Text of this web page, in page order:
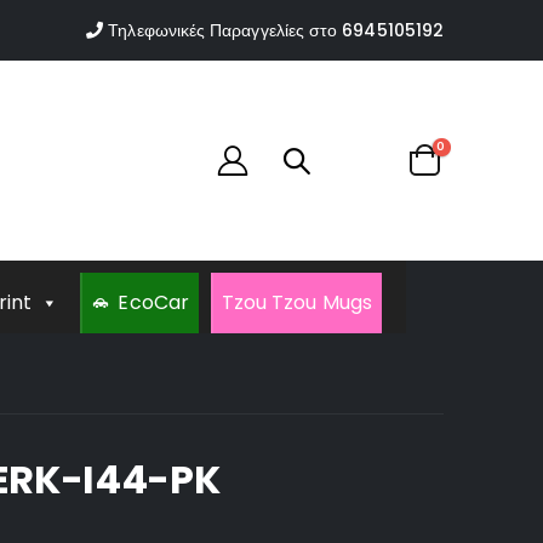
Τηλεφωνικές Παραγγελίες στο 6945105192
0
EcoCar Tzou Tzou Mugs
I44-PK